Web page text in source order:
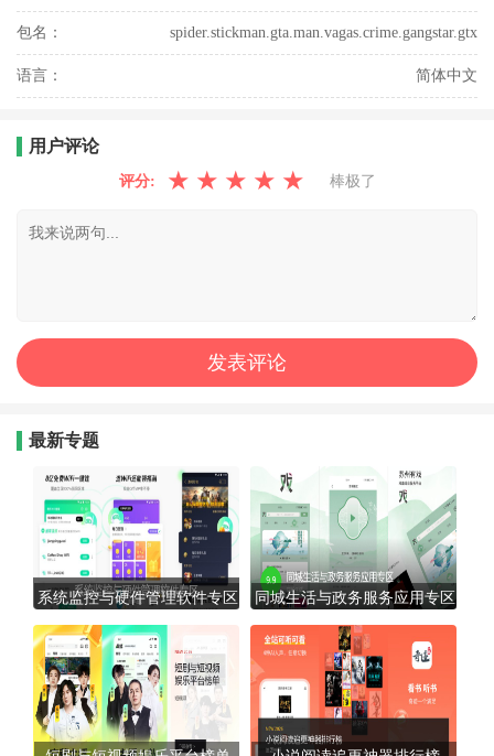
包名： spider.stickman.gta.man.vagas.crime.gangstar.gtx
语言： 简体中文
用户评论
评分: ★ ★ ★ ★ ★ 棒极了
最新专题
系统监控与硬件管理软件专区 同城生活与政务服务应用专区